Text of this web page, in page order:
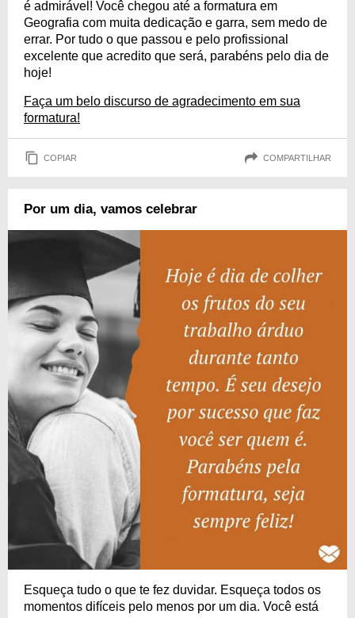
é admirável! Você chegou até a formatura em
Geografia com muita dedicação e garra, sem medo de
errar. Por tudo o que passou e pelo profissional
excelente que acredito que será, parabéns pelo dia de
hoje!
Faça um belo discurso de agradecimento em sua
formatura!
COPIAR COMPARTILHAR
Por um dia, vamos celebrar
Esqueça tudo o que te fez duvidar. Esqueça todos os
momentos difíceis pelo menos por um dia. Você está